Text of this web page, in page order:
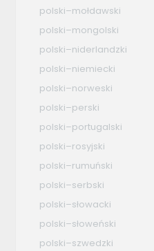
polski–mołdawski
polski–mongolski
polski–niderlandzki
polski–niemiecki
polski–norweski
polski–perski
polski–portugalski
polski–rosyjski
polski–rumuński
polski–serbski
polski–słowacki
polski–słoweński
polski–szwedzki